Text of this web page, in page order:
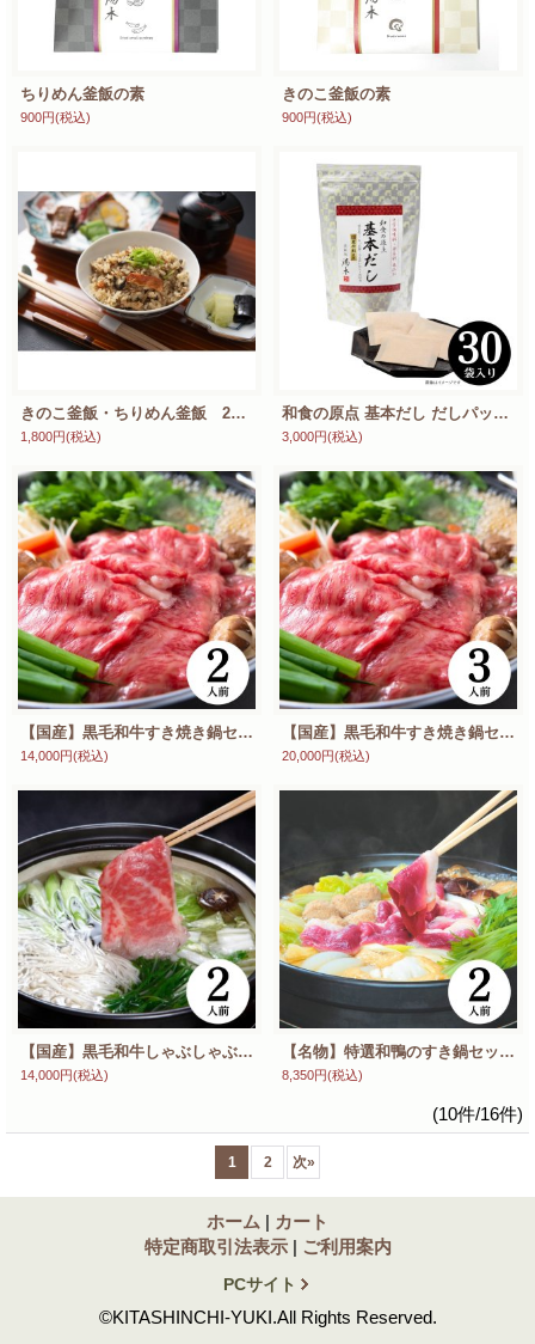
ちりめん釜飯の素
900円(税込)
きのこ釜飯の素
900円(税込)
きのこ釜飯・ちりめん釜飯 2種セット
1,800円(税込)
和食の原点 基本だし だしパック 30包入り 240g（8g×30袋） 国産の上質素材を厳選 簡単に料亭の味 煮物・汁物・鍋料理に最適
3,000円(税込)
【国産】黒毛和牛すき焼き鍋セット（2人前） A5ランク和牛ロース使用 特製割り下付き 新鮮野菜セット 贈答用風呂敷包み
14,000円(税込)
【国産】黒毛和牛すき焼き鍋セット（3人前） A5ランク和牛ロース使用 特製割り下付き 新鮮野菜セット 贈答用風呂敷包み
20,000円(税込)
【国産】黒毛和牛しゃぶしゃぶ鍋セット（2人前） A5ランク和牛ロース使用 特製ゴマダレ・ちり酢付き 新鮮野菜セット 贈答用風呂敷包み
14,000円(税込)
【名物】特選和鴨のすき鍋セット（2人前） 国産鴨ロース使用 湯木特製鍋出汁付き 新鮮野菜セット 贈答用風呂敷包み
8,350円(税込)
(10件/16件)
1 2 次»
ホーム | カート
特定商取引法表示 | ご利用案内
PCサイト
©KITASHINCHI-YUKI.All Rights Reserved.